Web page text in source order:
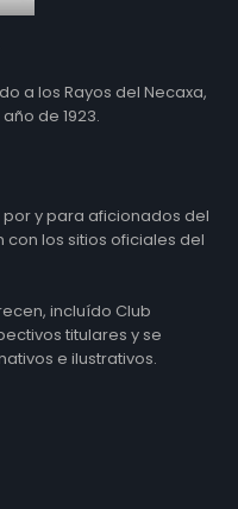
a los Rayos del Necaxa,
de 1923.
por y para aficionados del
con los sitios oficiales del
incluído Club
titulares y se
e ilustrativos.